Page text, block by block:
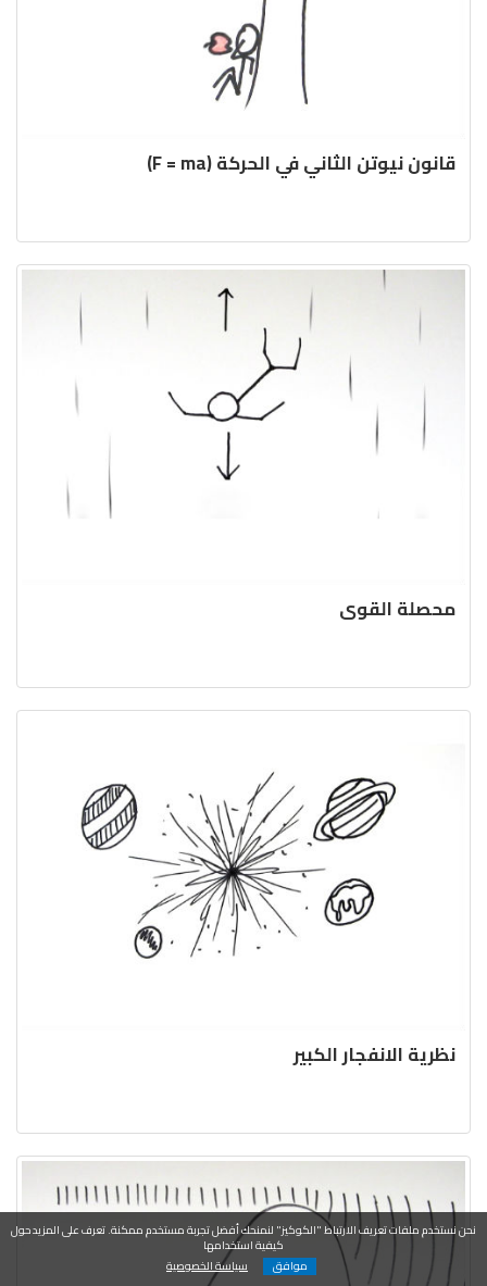
قانون نيوتن الثاني في الحركة (F = ma)
محصلة القوى
نظرية الانفجار الكبير
نحن نستخدم ملفات تعريف الارتباط "الكوكيز" لنمنحك أفضل تجربة مستخدم ممكنة. تعرف على المزيد حول
كيفية استخدامها
موافق
سياسة الخصوصية